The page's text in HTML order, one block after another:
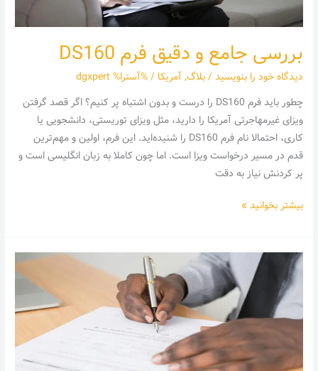
بررسی جامع و دقیق فرم DS160
دیدگاه‌ خود را بنویسید/بلاگ,آمریکا / %آسترا% dgxpert
چطور باید فرم DS160 را درست و بدون اشتباه پر کنیم؟ اگر قصد گرفتن
ویزای غیرمهاجرتی آمریکا را دارید، مثل ویزای توریستی، دانشجویی یا
کاری، احتمالا نام فرم DS160 را شنیده‌اید. این فرم، اولین و مهم‌ترین
قدم در مسیر درخواست ویزا است. اما چون کاملا به زبان انگلیسی است و
پر کردنش نیاز به دقت
بیشتر بخوانید »
فرم
i20
چیست؟
بررسی
دقیق